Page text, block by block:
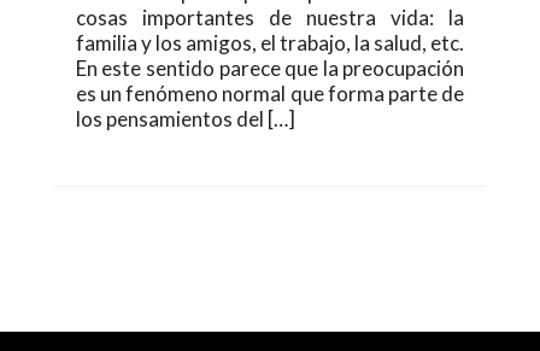
cosas importantes de nuestra vida: la
familia y los amigos, el trabajo, la salud, etc.
En este sentido parece que la preocupación
es un fenómeno normal que forma parte de
los pensamientos del […]